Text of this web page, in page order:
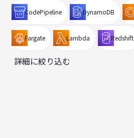
CodePipeline DynamoDB
Fargate Lambda Redshift
詳細に絞り込む